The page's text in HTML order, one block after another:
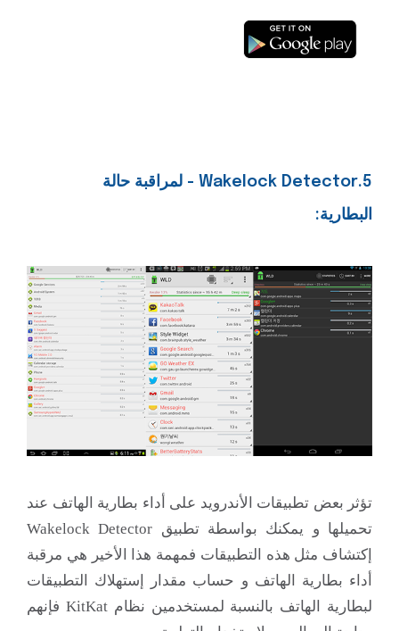
5.Wakelock Detector - لمراقبة حالة
البطارية:
تؤثر بعض تطبيقات الأندرويد على أداء بطارية الهاتف عند
تحميلها و يمكنك بواسطة تطبيق Wakelock Detector
إكتشاف مثل هذه التطبيقات فمهمة هذا الأخير هي مرقبة
أداء بطارية الهاتف و حساب مقدار إستهلاك التطبيقات
لبطارية الهاتف بالنسبة لمستخدمين نظام KitKat فإنهم